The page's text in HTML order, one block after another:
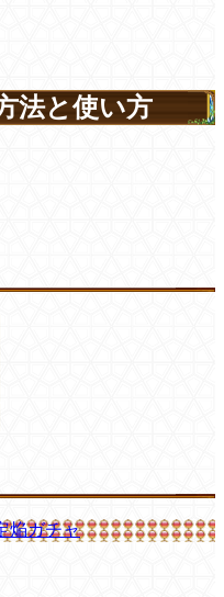
法と使い方
焔ガチャ